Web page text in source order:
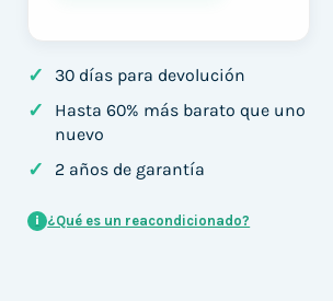
✓ 30 días para devolución
✓
Hasta 60% más barato que uno
nuevo
✓ 2 años de garantía
i ¿Qué es un reacondicionado?